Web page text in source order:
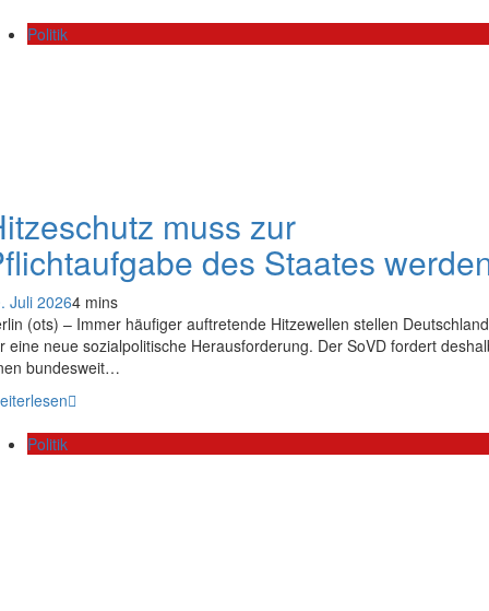
Politik
muss zur
des Staates
Juli 20264 mins
(ots) – Immer häufiger auftretende Hitzewellen stellen Deutschland
eine neue sozialpolitische Herausforderung. Der SoVD fordert
bundesweit…
Politik